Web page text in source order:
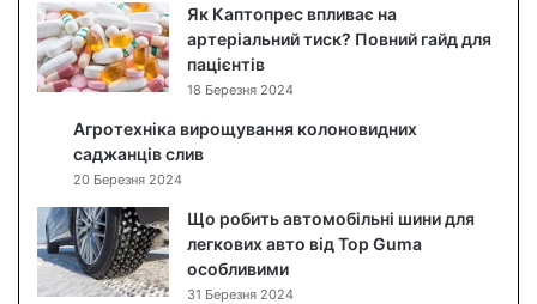
д
о
г
л
о
б
л
и
Як Каптопрес впливає на
артеріальний тиск? Повний гайд для
пацієнтів
18 Березня 2024
Агротехніка вирощування колоновидних
саджанців слив
20 Березня 2024
Що робить автомобільні шини для
легкових авто від Top Guma
особливими
31 Березня 2024